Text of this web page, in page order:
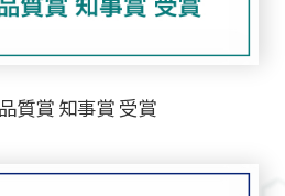
質賞 知事賞 受賞